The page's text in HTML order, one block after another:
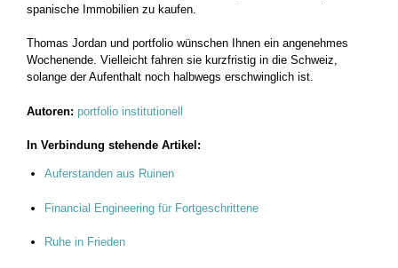
spanische Immobilien zu kaufen.
Thomas Jordan und portfolio wünschen Ihnen ein angenehmes
Wochenende. Vielleicht fahren sie kurzfristig in die Schweiz,
solange der Aufenthalt noch halbwegs erschwinglich ist.
Autoren: portfolio institutionell
In Verbindung stehende Artikel:
Auferstanden aus Ruinen
Financial Engineering für Fortgeschrittene
Ruhe in Frieden